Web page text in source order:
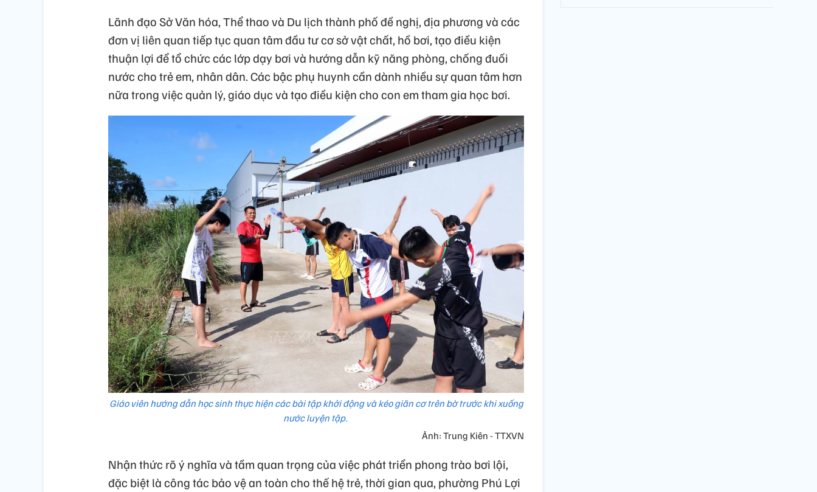
Lãnh đạo Sở Văn hóa, Thể thao và Du lịch thành phố đề nghị, địa phương và các
đơn vị liên quan tiếp tục quan tâm đầu tư cơ sở vật chất, hồ bơi, tạo điều kiện
thuận lợi để tổ chức các lớp dạy bơi và hướng dẫn kỹ năng phòng, chống đuối
nước cho trẻ em, nhân dân. Các bậc phụ huynh cần dành nhiều sự quan tâm hơn
nữa trong việc quản lý, giáo dục và tạo điều kiện cho con em tham gia học bơi.
Giáo viên hướng dẫn học sinh thực hiện các bài tập khởi động và kéo giãn cơ trên bờ trước khi xuống
nước luyện tập.
Ảnh: Trung Kiên - TTXVN
Nhận thức rõ ý nghĩa và tầm quan trọng của việc phát triển phong trào bơi lội,
đặc biệt là công tác bảo vệ an toàn cho thế hệ trẻ, thời gian qua, phường Phú Lợi